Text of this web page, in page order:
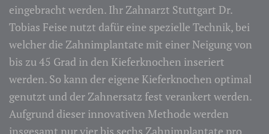
eingebracht werden. Ihr Zahnarzt Stuttgart Dr.
Tobias Feise nutzt dafür eine spezielle Technik, bei
welcher die Zahnimplantate mit einer Neigung von
bis zu 45 Grad in den Kieferknochen inseriert
werden. So kann der eigene Kieferknochen optimal
genutzt und der Zahnersatz fest verankert werden.
Aufgrund dieser innovativen Methode werden
insgesamt nur vier bis sechs Zahnimplantate pro